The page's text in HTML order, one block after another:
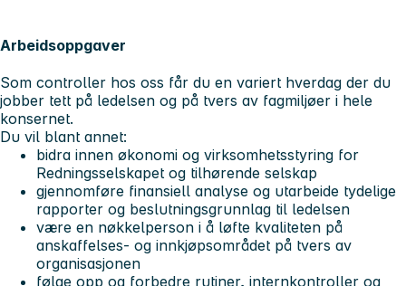
Arbeidsoppgaver
Som controller hos oss får du en variert hverdag der du
jobber tett på ledelsen og på tvers av fagmiljøer i hele
konsernet.
Du vil blant annet:
bidra innen økonomi og virksomhetsstyring for
Redningsselskapet og tilhørende selskap
gjennomføre finansiell analyse og utarbeide tydelige
rapporter og beslutningsgrunnlag til ledelsen
være en nøkkelperson i å løfte kvaliteten på
anskaffelses- og innkjøpsområdet på tvers av
organisasjonen
følge opp og forbedre rutiner, internkontroller og